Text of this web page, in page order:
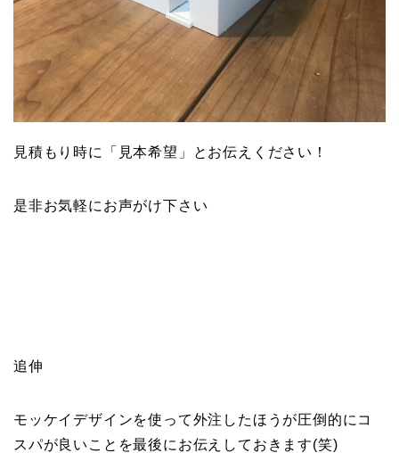
見積もり時に「見本希望」とお伝えください！
是非お気軽にお声がけ下さい
追伸
モッケイデザインを使って外注したほうが圧倒的にコ
スパが良いことを最後にお伝えしておきます(笑)